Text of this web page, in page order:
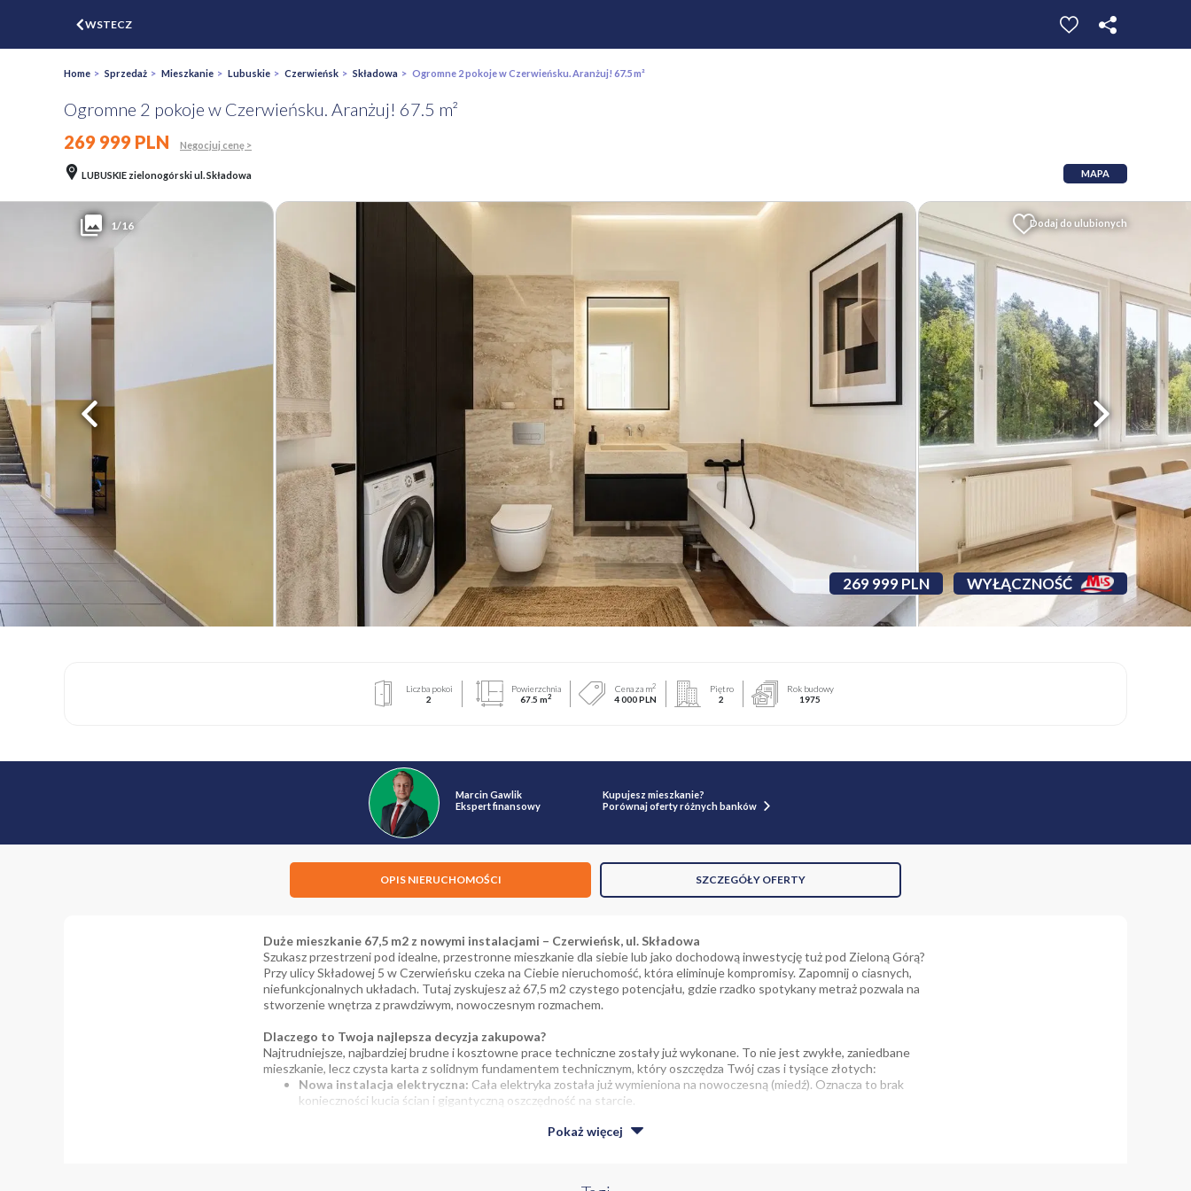
WSTECZ
Home > Sprzedaż > Mieszkanie > Lubuskie > Czerwieńsk > Składowa > Ogromne 2 pokoje w Czerwieńsku. Aranżuj! 67.5 m²
Ogromne 2 pokoje w Czerwieńsku. Aranżuj! 67.5 m²
269 999 PLN
Negocjuj cenę >
LUBUSKIE zielonogórski ul. Składowa MAPA
1/16
269 999 PLN WYŁĄCZNOŚĆ
Dodaj do ulubionych
Liczba pokoi
2
Powierzchnia
67.5 m2
Cena za m2
4 000 PLN
Piętro
2
Rok budowy
1975
Marcin Gawlik
Ekspert finansowy
Kupujesz mieszkanie?
Porównaj oferty różnych banków
OPIS NIERUCHOMOŚCI SZCZEGÓŁY OFERTY
Duże mieszkanie 67,5 m2 z nowymi instalacjami – Czerwieńsk, ul. Składowa
Szukasz przestrzeni pod idealne, przestronne mieszkanie dla siebie lub jako dochodową inwestycję tuż pod Zieloną Górą?
Przy ulicy Składowej 5 w Czerwieńsku czeka na Ciebie nieruchomość, która eliminuje kompromisy. Zapomnij o ciasnych,
niefunkcjonalnych układach. Tutaj zyskujesz aż 67,5 m2 czystego potencjału, gdzie rzadko spotykany metraż pozwala na
stworzenie wnętrza z prawdziwym, nowoczesnym rozmachem.
Dlaczego to Twoja najlepsza decyzja zakupowa?
Najtrudniejsze, najbardziej brudne i kosztowne prace techniczne zostały już wykonane. To nie jest zwykłe, zaniedbane
mieszkanie, lecz czysta karta z solidnym fundamentem technicznym, który oszczędza Twój czas i tysiące złotych:
Nowa instalacja elektryczna: Cała elektryka została już wymieniona na nowoczesną (miedź). Oznacza to brak
konieczności kucia ścian i gigantyczną oszczędność na starcie.
rachunkami. Sam decydujesz, kiedy zaczyna się Twój sezon grzewczy.
Pokaż więcej